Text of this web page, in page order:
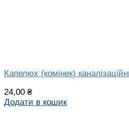
Капелюх (комінек)
24,00 ₴
Додати в кошик